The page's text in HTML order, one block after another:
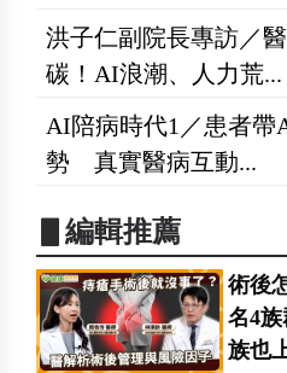
洪子仁副院長專訪／
碳！AI浪潮、人力荒...
AI陪病時代1／患者帶
勢 真實醫病互動...
▋編輯推薦
術後
名4
族也